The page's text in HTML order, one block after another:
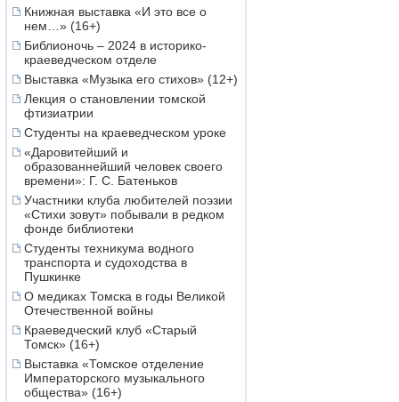
Книжная выставка «И это все о
нем…» (16+)
Библионочь – 2024 в историко-
краеведческом отделе
Выставка «Музыка его стихов» (12+)
Лекция о становлении томской
фтизиатрии
Студенты на краеведческом уроке
«Даровитейший и
образованнейший человек своего
времени»: Г. С. Батеньков
Участники клуба любителей поэзии
«Стихи зовут» побывали в редком
фонде библиотеки
Студенты техникума водного
транспорта и судоходства в
Пушкинке
О медиках Томска в годы Великой
Отечественной войны
Краеведческий клуб «Старый
Томск» (16+)
Выставка «Томское отделение
Императорского музыкального
общества» (16+)